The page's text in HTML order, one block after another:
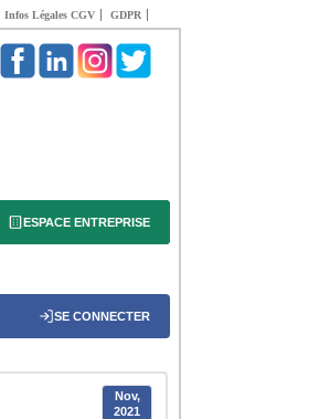
Infos Légales CGV GDPR
ESPACE ENTREPRISE
SE CONNECTER
Nov,
2021